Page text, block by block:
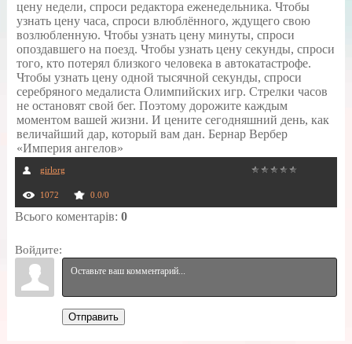
цену недели, спроси редактора еженедельника. Чтобы
узнать цену часа, спроси влюблённого, ждущего свою
возлюбленную. Чтобы узнать цену минуты, спроси
опоздавшего на поезд. Чтобы узнать цену секунды, спроси
того, кто потерял близкого человека в автокатастрофе.
Чтобы узнать цену одной тысячной секунды, спроси
серебряного медалиста Олимпийских игр. Стрелки часов
не остановят свой бег. Поэтому дорожите каждым
моментом вашей жизни. И цените сегодняшний день, как
величайший дар, который вам дан. Бернар Вербер
«Империя ангелов»
girlorg
1072 0.0/0
Всього коментарів: 0
Войдите:
Отправить